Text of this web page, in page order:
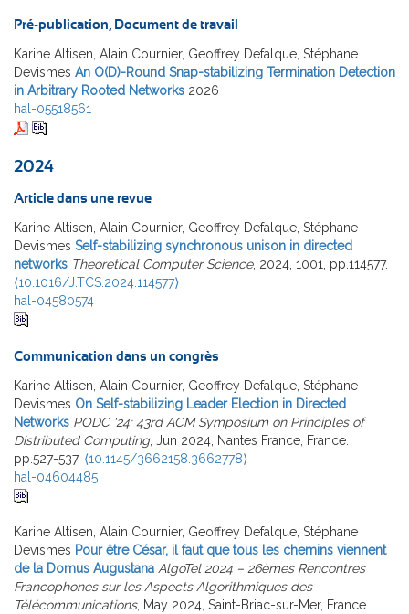
Pré-publication, Document de travail
Karine Altisen, Alain Cournier, Geoffrey Defalque, Stéphane
Devismes An O(D)-Round Snap-stabilizing Termination Detection
in Arbitrary Rooted Networks 2026
hal-05518561
2024
Article dans une revue
Karine Altisen, Alain Cournier, Geoffrey Defalque, Stéphane
Devismes Self-stabilizing synchronous unison in directed
networks Theoretical Computer Science, 2024, 1001, pp.114577.
⟨10.1016/J.TCS.2024.114577⟩
hal-04580574
Communication dans un congrès
Karine Altisen, Alain Cournier, Geoffrey Defalque, Stéphane
Devismes On Self-stabilizing Leader Election in Directed
Networks PODC '24: 43rd ACM Symposium on Principles of
Distributed Computing, Jun 2024, Nantes France, France.
pp.527-537, ⟨10.1145/3662158.3662778⟩
hal-04604485
Karine Altisen, Alain Cournier, Geoffrey Defalque, Stéphane
Devismes Pour être César, il faut que tous les chemins viennent
de la Domus Augustana AlgoTel 2024 – 26èmes Rencontres
Francophones sur les Aspects Algorithmiques des
Télécommunications, May 2024, Saint-Briac-sur-Mer, France